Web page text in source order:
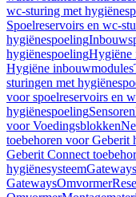
wc-sturing met
Spoelreservoirs en wc-
hygiënespoeling
hygiënespoelingHygiëne
Hygiëne inbouwmodules
sturingen met
voor spoelreservoirs en
hygiënespoelingSensoren
voor Voedingsblokken
toebehoren voor Geberit
Geberit Connect
hygiënesysteemGateways
GatewaysOmvormer